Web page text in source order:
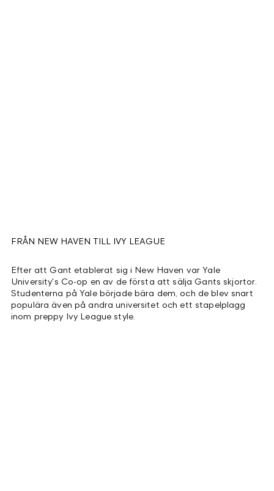
FRÅN NEW HAVEN TILL IVY LEAGUE
Efter att Gant etablerat sig i New Haven var Yale
University's Co-op en av de första att sälja Gants skjortor.
Studenterna på Yale började bära dem, och de blev snart
populära även på andra universitet och ett stapelplagg
inom preppy Ivy League style.